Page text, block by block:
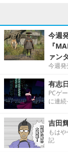
今週
『
ァン
今週発
有志
PCゲ
に連続
吉田
もは
記